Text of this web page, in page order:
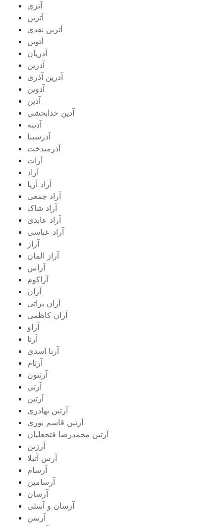
آتری
آترین
آترین نقدی
آتوین
آدریان
آدرین
آدرین آذری
آدوین
آدین
آدین خدابخشی
آدینه
آذرسینا
آذرمیدخت
آرات
آراد
آراد آریا
آراد جمعی
آراد شاک
آراد عابدی
آراد عباسی
آراز
آراز المان
آراس
آراکوم
آران
آران براتی
آران کاظمی
آراو
آرتا
آرتا اسدی
آرتام
آرتتون
آرتی
آرتین
آرتین بهادری
آرتین قاسم پوری
آرتین محمدرضا فتحعلیان
آرژین
آرس آتیلا
آرسام
آرسامین
آرسان
آرسان و آسلی
آرسن